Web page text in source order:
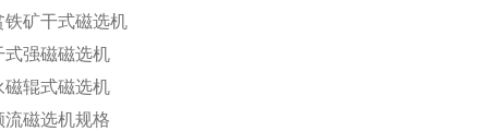
铁矿干式磁选机
式强磁磁选机
磁辊式磁选机
流磁选机规格